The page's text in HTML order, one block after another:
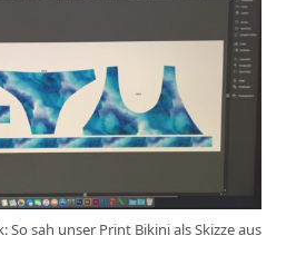
So sah unser Print Bikini als Skizze aus